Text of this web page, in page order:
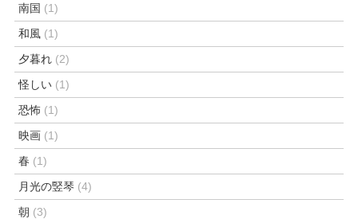
南国 (1)
和風 (1)
夕暮れ (2)
怪しい (1)
恐怖 (1)
映画 (1)
春 (1)
月光の竪琴 (4)
朝 (3)